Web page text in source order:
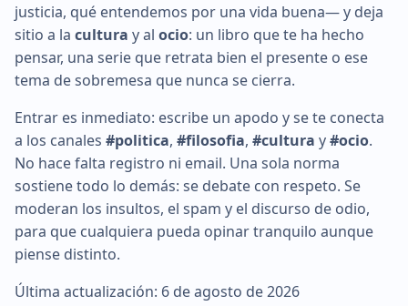
justicia, qué entendemos por una vida buena— y deja
sitio a la cultura y al ocio: un libro que te ha hecho
pensar, una serie que retrata bien el presente o ese
tema de sobremesa que nunca se cierra.
Entrar es inmediato: escribe un apodo y se te conecta
a los canales #politica, #filosofia, #cultura y#ocio.
No hace falta registro ni email. Una sola norma
sostiene todo lo demás: se debate con respeto. Se
moderan los insultos, el spam y el discurso de odio,
para que cualquiera pueda opinar tranquilo aunque
piense distinto.
Última actualización: 6 de agosto de 2026